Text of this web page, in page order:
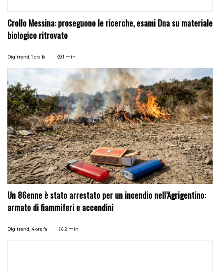
Crollo Messina: proseguono le ricerche, esami Dna su materiale
biologico ritrovato
Digitrend,1 ora fa 1 min
Un 86enne è stato arrestato per un incendio nell’Agrigentino:
armato di fiammiferi e accendini
Digitrend, 4 ore fa 2 min